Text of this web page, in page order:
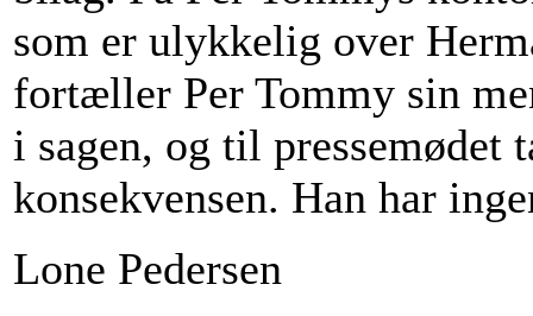
som er ulykkelig over
fortæller Per Tommy sin
i sagen, og til pressemødet
konsekvensen. Han har
Lone Pedersen